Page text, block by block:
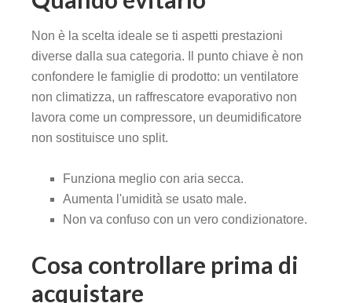
Non è la scelta ideale se ti aspetti prestazioni
diverse dalla sua categoria. Il punto chiave è non
confondere le famiglie di prodotto: un ventilatore
non climatizza, un raffrescatore evaporativo non
lavora come un compressore, un deumidificatore
non sostituisce uno split.
Funziona meglio con aria secca.
Aumenta l'umidità se usato male.
Non va confuso con un vero condizionatore.
Cosa controllare prima di
acquistare